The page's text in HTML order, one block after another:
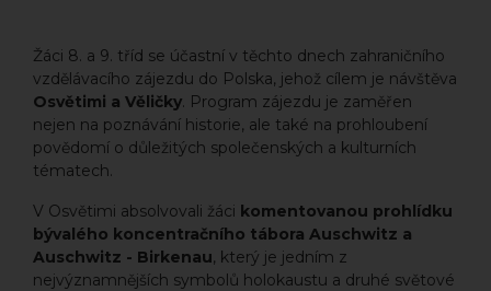
Žáci 8. a 9. tříd se účastní v těchto dnech zahraničního
vzdělávacího zájezdu do Polska, jehož cílem je návštěva
Osvětimi a Věličky. Program zájezdu je zaměřen
nejen na poznávání historie, ale také na prohloubení
povědomí o důležitých společenských a kulturních
tématech.
V Osvětimi absolvovali žáci komentovanou prohlídku
bývalého koncentračního tábora Auschwitz a
Auschwitz - Birkenau, který je jedním z
nejvýznamnějších symbolů holokaustu a druhé světové